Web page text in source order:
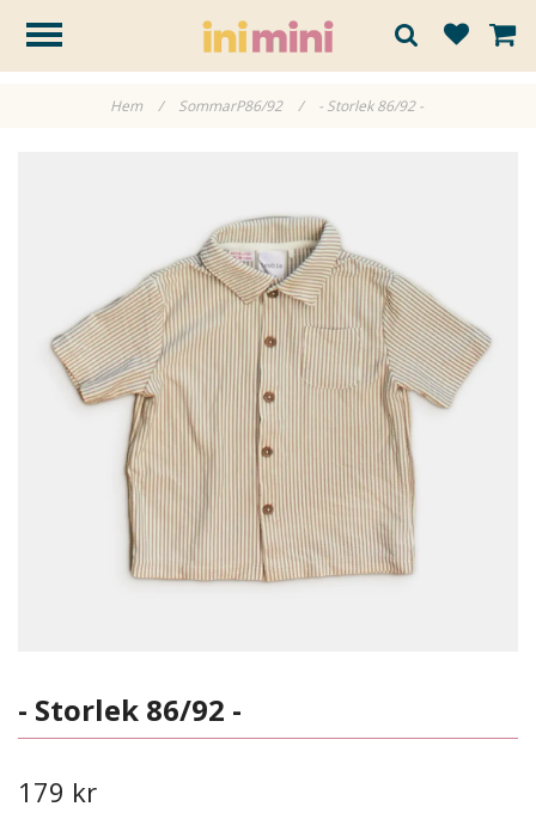
Hem / SommarP86/92 / - Storlek 86/92 -
- Storlek 86/92 -
179 kr